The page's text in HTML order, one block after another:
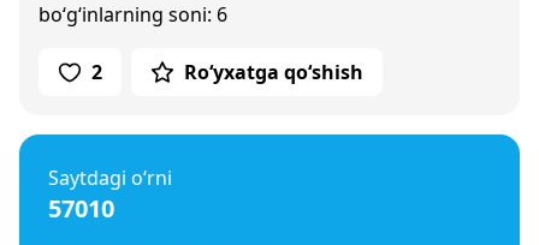
bo‘g‘inlarning soni: 6
2 Ro‘yxatga qo‘shish
Saytdagi o‘rni
57010